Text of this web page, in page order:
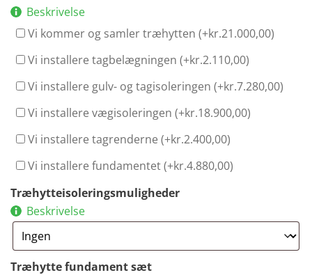
Beskrivelse
Vi kommer og samler træhytten (+kr.21.000,00)
Vi installere tagbelægningen (+kr.2.110,00)
Vi installere gulv- og tagisoleringen (+kr.7.280,00)
Vi installere vægisoleringen (+kr.18.900,00)
Vi installere tagrenderne (+kr.2.400,00)
Vi installere fundamentet (+kr.4.880,00)
Træhytteisoleringsmuligheder
Beskrivelse
Træhytte fundament sæt